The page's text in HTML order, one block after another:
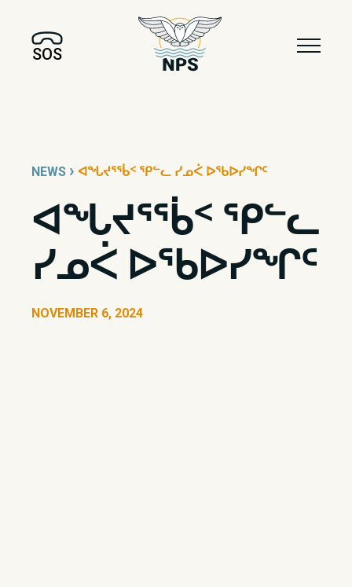
SOS
NEWS › ᐊᖓᔪᕐᖄᑉ ᕿᓪᓚ ᓯᓄᐹ ᐅᖃᐅᓯᖏᑦ
ᐊᖓᔪᕐᖄᑉ ᕿᓪᓚ
ᓯᓄᐹ ᐅᖃᐅᓯᖏᑦ
NOVEMBER 6, 2024